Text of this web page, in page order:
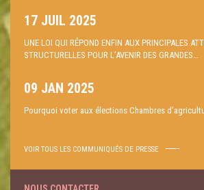
17 JUIL 2025
UNE LOI QUI RÉPOND ENFIN AUX PRINCIPALES
STRUCTURELLES POUR L’AVENIR DES GRANDES…
09 JAN 2025
Pourquoi voter aux élections Chambres
VOIR TOUS LES COMMUNIQUÉS DE PRESSE